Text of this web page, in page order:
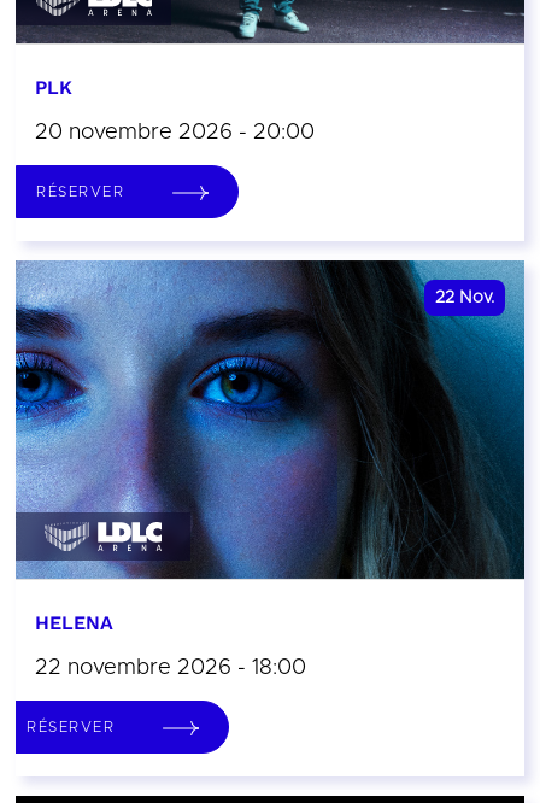
PLK
20 novembre 2026 - 20:00
RÉSERVER
22 Nov.
HELENA
22 novembre 2026 - 18:00
RÉSERVER